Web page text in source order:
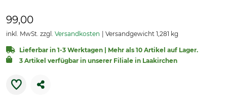
99,00
inkl. MwSt. zzgl. Versandkosten Versandgewicht 1,281 kg
Lieferbar in 1-3 Werktagen | Mehr als 10 Artikel auf Lager.
3 Artikel verfügbar in unserer Filiale in Laakirchen